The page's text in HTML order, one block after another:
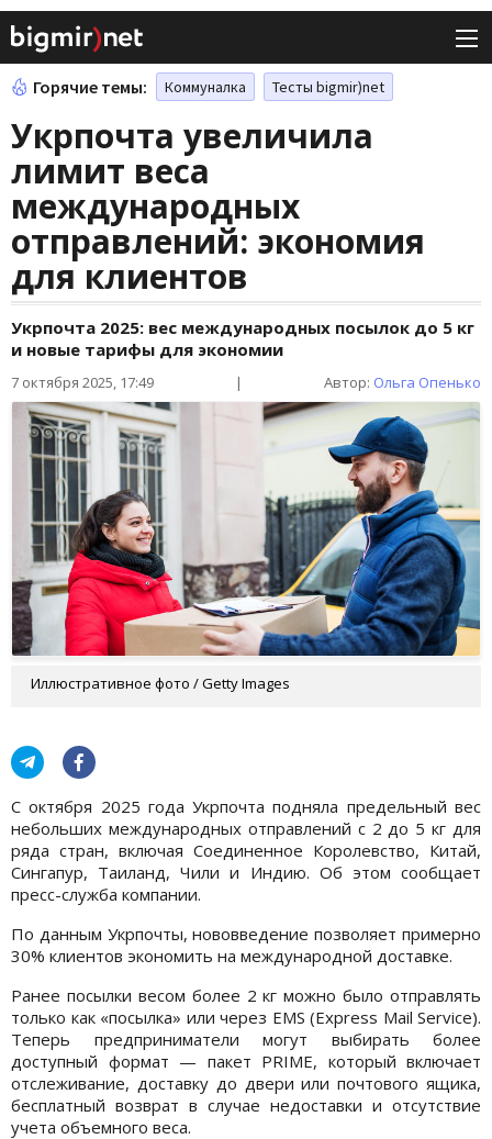
Горячие темы: Коммуналка Тесты bigmir)net
Укрпочта увеличила
лимит веса
международных
отправлений: экономия
для клиентов
Укрпочта 2025: вес международных посылок до 5 кг
и новые тарифы для экономии
7 октября 2025, 17:49 | Автор: Ольга Опенько
Иллюстративное фото / Getty Images
С октября 2025 года Укрпочта подняла предельный вес
небольших международных отправлений с 2 до 5 кг для
ряда стран, включая Соединенное Королевство, Китай,
Сингапур, Таиланд, Чили и Индию. Об этом сообщает
пресс-служба компании.
По данным Укрпочты, нововведение позволяет примерно
30% клиентов экономить на международной доставке.
Ранее посылки весом более 2 кг можно было отправлять
только как «посылка» или через EMS (Express Mail Service).
Теперь предприниматели могут выбирать более
доступный формат — пакет PRIME, который включает
отслеживание, доставку до двери или почтового ящика,
бесплатный возврат в случае недоставки и отсутствие
учета объемного веса.